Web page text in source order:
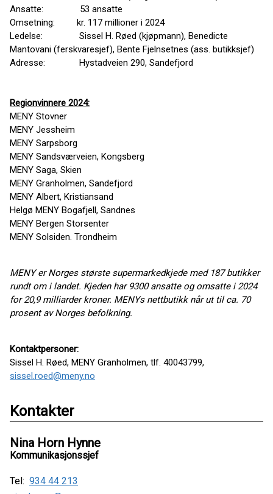
Ansatte: 53 ansatte
Omsetning: kr. 117 millioner i 2024
Ledelse: Sissel H. Røed (kjøpmann), Benedicte
Mantovani (ferskvaresjef), Bente Fjelnsetnes (ass. butikksjef)
Adresse: Hystadveien 290, Sandefjord
Regionvinnere 2024:
MENY Stovner
MENY Jessheim
MENY Sarpsborg
MENY Sandsværveien, Kongsberg
MENY Saga, Skien
MENY Granholmen, Sandefjord
MENY Albert, Kristiansand
Helgø MENY Bogafjell, Sandnes
MENY Bergen Storsenter
MENY Solsiden. Trondheim
MENY er Norges største supermarkedkjede med 187 butikker
rundt om i landet. Kjeden har 9300 ansatte og omsatte i 2024
for 20,9 milliarder kroner. MENYs nettbutikk når ut til ca. 70
prosent av Norges befolkning.
Kontaktpersoner:
Sissel H. Røed, MENY Granholmen, tlf. 40043799,
sissel.roed@meny.no
Kontakter
Nina Horn Hynne
Kommunikasjonssjef
Tel: 934 44 213